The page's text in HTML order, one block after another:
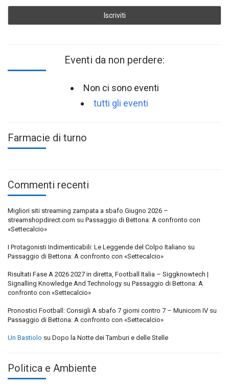
Eventi da non perdere:
Non ci sono eventi
tutti gli eventi
Farmacie di turno
Commenti recenti
Migliori siti streaming zampata a sbafo Giugno 2026 –
streamshopdirect.com su Passaggio di Bettona: A confronto con
«Settecalcio»
I Protagonisti Indimenticabili: Le Leggende del Colpo Italiano su
Passaggio di Bettona: A confronto con «Settecalcio»
Risultati Fase A 2026 2027 in diretta, Football Italia – Siggknowtech |
Signalling Knowledge And Technology su Passaggio di Bettona: A
confronto con «Settecalcio»
Pronostici Football: Consigli A sbafo 7 giorni contro 7 – Municorn IV su
Passaggio di Bettona: A confronto con «Settecalcio»
Un Bastiolo su Dopo la Notte dei Tamburi e delle Stelle
Politica e Ambiente